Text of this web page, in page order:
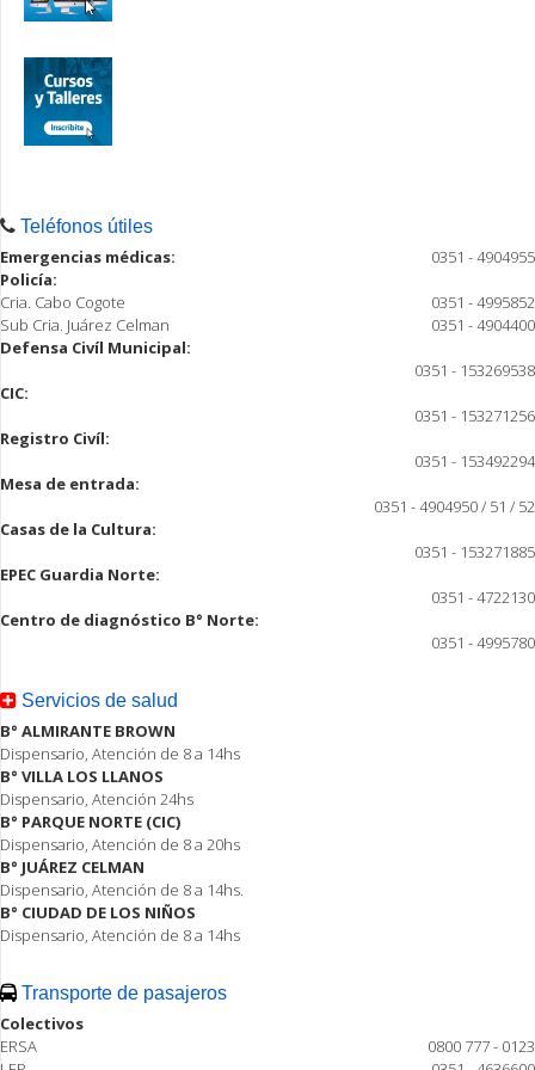
Teléfonos útiles
Emergencias médicas:
0351 - 4904955
Policía:
Cria. Cabo Cogote
0351 - 4995852
Sub Cria. Juárez Celman
0351 - 4904400
Defensa Civíl Municipal:
0351 - 153269538
CIC:
0351 - 153271256
Registro Civíl:
0351 - 153492294
Mesa de entrada:
0351 - 4904950 / 51 / 52
Casas de la Cultura:
0351 - 153271885
EPEC Guardia Norte:
0351 - 4722130
Centro de diagnóstico B° Norte:
0351 - 4995780
Servicios de salud
B° ALMIRANTE BROWN
Dispensario, Atención de 8 a 14hs
B° VILLA LOS LLANOS
Dispensario, Atención 24hs
B° PARQUE NORTE (CIC)
Dispensario, Atención de 8 a 20hs
B° JUÁREZ CELMAN
Dispensario, Atención de 8 a 14hs.
B° CIUDAD DE LOS NIÑOS
Dispensario, Atención de 8 a 14hs
Transporte de pasajeros
Colectivos
ERSA
0800 777 - 0123